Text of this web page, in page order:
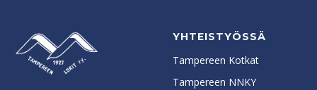
YHTEISTYÖSSÄ
Tampereen Kotkat
Tampereen NNKY